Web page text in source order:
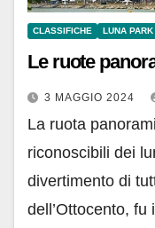
CLASSIFICHE LUNA PARK
Le ruote
3 MAGGIO 2024
La ruota
riconoscibili dei
divertimento di
dell’Ottocento,